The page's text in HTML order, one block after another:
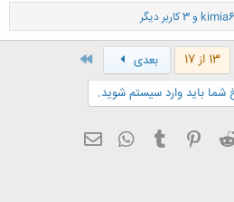
و 3 کاربر دیگر
13 از 17 بعدی
شما باید وارد سیستم شوید.
Reddit
Pinterest
Tumblr
WhatsApp